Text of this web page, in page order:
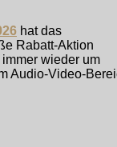
hat das
Rabatt-Aktion
wieder um
Audio-Video-